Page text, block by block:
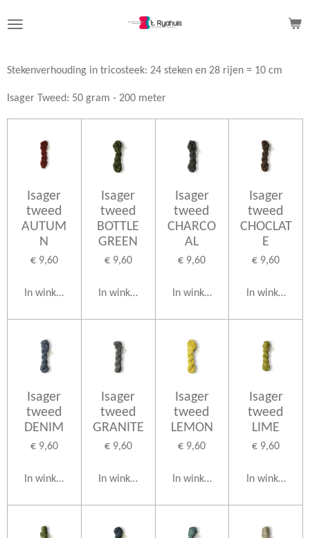
direct
de
Stekenverhouding in tricosteek: 24 steken en 28 rijen = 10 cm
Isager Tweed: 50 gram - 200 meter
Isager
tweed
AUTUM
N
€ 9,60
In winkelwagen
Isager
tweed
BOTTLE
GREEN
€ 9,60
In winkelwagen
Isager
tweed
CHARCO
AL
€ 9,60
In winkelwagen
Isager
tweed
CHOCLAT
E
€ 9,60
In
Isager
tweed
DENIM
€ 9,60
In winkelwagen
Isager
tweed
GRANITE
€ 9,60
In winkelwagen
Isager
tweed
LEMON
€ 9,60
In winkelwagen
Isager
tweed
LIME
€ 9,60
In